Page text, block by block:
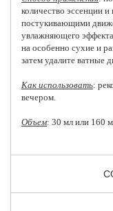
количество эссенции и
постукивающими
увлажняющего
на особенно сухие и
затем удалите ватные
Как использовать:
вечером.
Объем: 30 мл или 160